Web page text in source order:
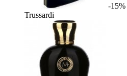
-15%
Trussardi